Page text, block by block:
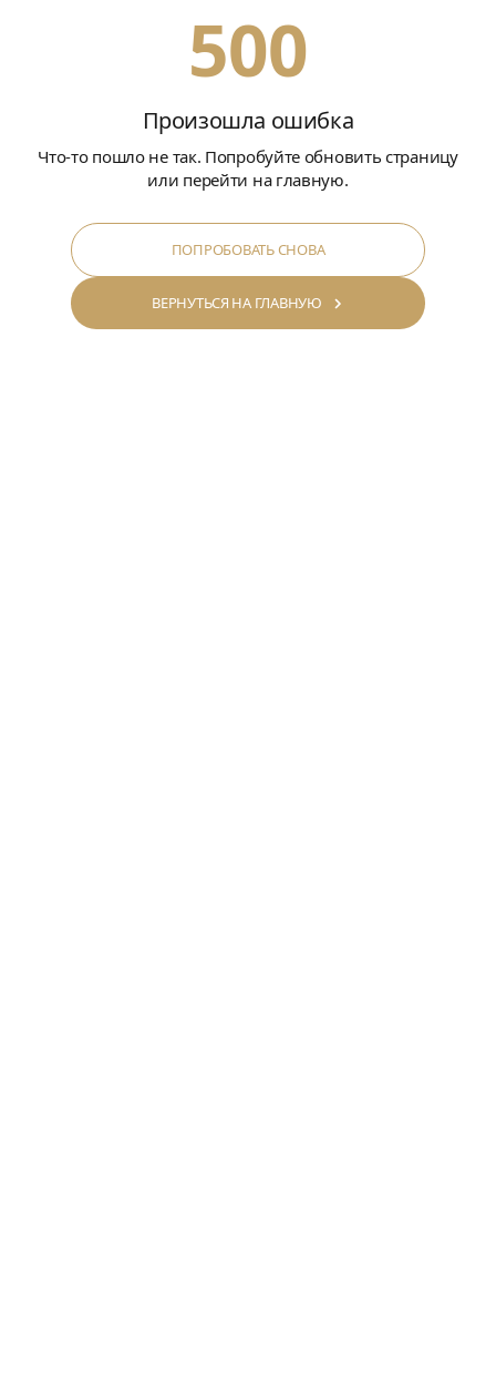
500
Произошла ошибка
Что-то пошло не так. Попробуйте обновить страницу
или перейти на главную.
ПОПРОБОВАТЬ СНОВА
ВЕРНУТЬСЯ НА ГЛАВНУЮ